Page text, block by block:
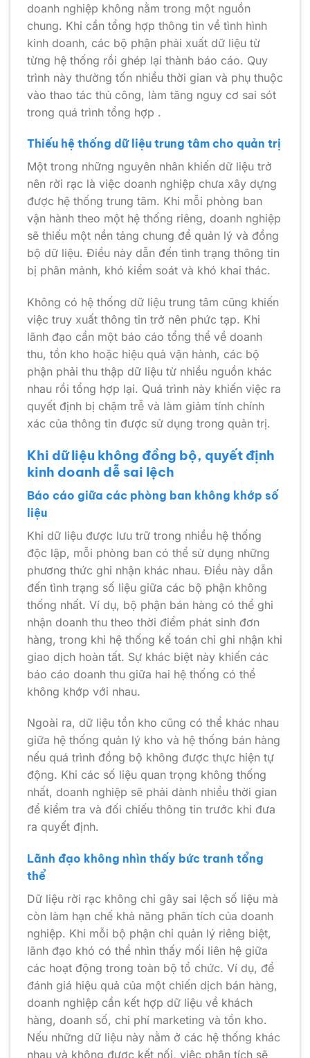
doanh nghiệp không nằm trong một nguồn
chung. Khi cần tổng hợp thông tin về tình hình
kinh doanh, các bộ phận phải xuất dữ liệu từ
từng hệ thống rồi ghép lại thành báo cáo. Quy
trình này thường tốn nhiều thời gian và phụ thuộc
vào thao tác thủ công, làm tăng nguy cơ sai sót
trong quá trình tổng hợp .
Thiếu hệ thống dữ liệu trung tâm cho quản trị
Một trong những nguyên nhân khiến dữ liệu trở
nên rời rạc là việc doanh nghiệp chưa xây dựng
được hệ thống trung tâm. Khi mỗi phòng ban
vận hành theo một hệ thống riêng, doanh nghiệp
sẽ thiếu một nền tảng chung để quản lý và đồng
bộ dữ liệu. Điều này dẫn đến tình trạng thông tin
bị phân mảnh, khó kiểm soát và khó khai thác.
Không có hệ thống dữ liệu trung tâm cũng khiến
việc truy xuất thông tin trở nên phức tạp. Khi
lãnh đạo cần một báo cáo tổng thể về doanh
thu, tồn kho hoặc hiệu quả vận hành, các bộ
phận phải thu thập dữ liệu từ nhiều nguồn khác
nhau rồi tổng hợp lại. Quá trình này khiến việc ra
quyết định bị chậm trễ và làm giảm tính chính
xác của thông tin được sử dụng trong quản trị.
Khi dữ liệu không đồng bộ, quyết định
kinh doanh dễ sai lệch
Báo cáo giữa các phòng ban không khớp số
liệu
Khi dữ liệu được lưu trữ trong nhiều hệ thống
độc lập, mỗi phòng ban có thể sử dụng những
phương thức ghi nhận khác nhau. Điều này dẫn
đến tình trạng số liệu giữa các bộ phận không
thống nhất. Ví dụ, bộ phận bán hàng có thể ghi
nhận doanh thu theo thời điểm phát sinh đơn
hàng, trong khi hệ thống kế toán chỉ ghi nhận khi
giao dịch hoàn tất. Sự khác biệt này khiến các
báo cáo doanh thu giữa hai hệ thống có thể
không khớp với nhau.
Ngoài ra, dữ liệu tồn kho cũng có thể khác nhau
giữa hệ thống quản lý kho và hệ thống bán hàng
nếu quá trình đồng bộ không được thực hiện tự
động. Khi các số liệu quan trọng không thống
nhất, doanh nghiệp sẽ phải dành nhiều thời gian
để kiểm tra và đối chiếu thông tin trước khi đưa
ra quyết định.
Lãnh đạo không nhìn thấy bức tranh tổng
thể
Dữ liệu rời rạc không chỉ gây sai lệch số liệu mà
còn làm hạn chế khả năng phân tích của doanh
nghiệp. Khi mỗi bộ phận chỉ quản lý riêng biệt,
lãnh đạo khó có thể nhìn thấy mối liên hệ giữa
các hoạt động trong toàn bộ tổ chức. Ví dụ, để
đánh giá hiệu quả của một chiến dịch bán hàng,
doanh nghiệp cần kết hợp dữ liệu về khách
hàng, doanh số, chi phí marketing và tồn kho.
Nếu những dữ liệu này nằm ở các hệ thống khác
nhau và không được kết nối, việc phân tích sẽ